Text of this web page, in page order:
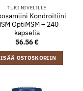
TUKI NIVELILLE
Kondroitiini
OptiMSM – 240
kapselia
56.56€
OSTOSKORIIN